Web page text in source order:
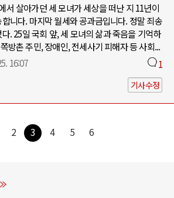
서 살아가던 세 모녀가 세상을 떠난 지 11년이
니다. 마지막 월세와 공과금입니다. 정말 죄송
. 25일 국회 앞, 세 모녀의 삶과 죽음을 기억하
방촌 주민, 장애인, 전세사기 피해자 등 사회...
16:07 1
기사수정
2 3 4 5 6